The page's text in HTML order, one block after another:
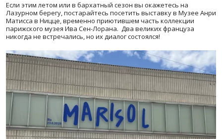
Если этим летом или в бархатный сезон вы окажетесь на
Лазурном берегу, постарайтесь посетить выставку в Музее Анри
Матисса в Ницце, временно приютившем часть коллекции
парижского музея Ива Сен-Лорана. Два великих француза
никогда не встречались, но их диалог состоялся!